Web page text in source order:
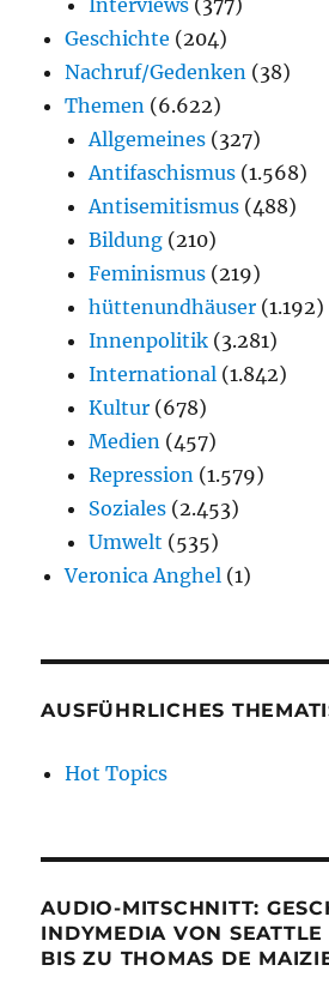
Geschichte (204)
Nachruf/Gedenken (38)
Themen (6.622)
Allgemeines (327)
Antifaschismus (1.568)
Antisemitismus (488)
Bildung (210)
Feminismus (219)
hüttenundhäuser (1.192)
Innenpolitik (3.281)
International (1.842)
Kultur (678)
Medien (457)
Repression (1.579)
Soziales (2.453)
Umwelt (535)
Veronica Anghel (1)
AUSFÜHRLICHES
Hot Topics
AUDIO-MITSCHNITT:
INDYMEDIA VON
BIS ZU THOMAS DE